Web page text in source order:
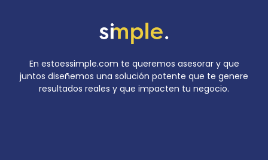
En estoessimple.com te queremos asesorar y que
juntos diseñemos una solución potente que te genere
resultados reales y que impacten tu negocio.